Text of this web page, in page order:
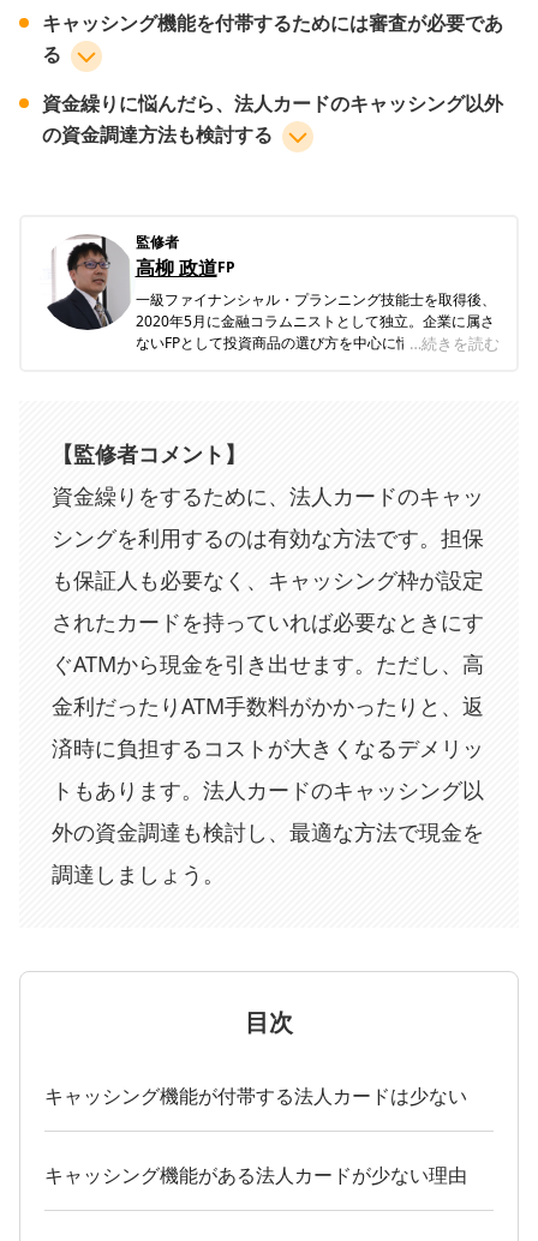
キャッシング機能を付帯するためには審査が必要であ
る
資金繰りに悩んだら、法人カードのキャッシング以外
の資金調達方法も検討する
監修者
高柳 政道FP
…続きを読む
一級ファイナンシャル・プランニング技能士を取得後、
2020年5月に金融コラムニストとして独立。企業に属さ
ないFPとして投資商品の選び方を中心に情報を発信。
士、CFP、DCプランナー2級
【監修者コメント】
資金繰りをするために、法人カードのキャッ
シングを利用するのは有効な方法です。担保
も保証人も必要なく、キャッシング枠が設定
されたカードを持っていれば必要なときにす
ぐATMから現金を引き出せます。ただし、高
金利だったりATM手数料がかかったりと、返
済時に負担するコストが大きくなるデメリッ
トもあります。法人カードのキャッシング以
外の資金調達も検討し、最適な方法で現金を
調達しましょう。
目次
キャッシング機能が付帯する法人カードは少ない
キャッシング機能がある法人カードが少ない理由